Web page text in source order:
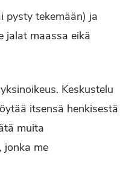
pysty tekemään) ja
jalat maassa eikä
Keskustelu
itsensä henkisestä
muita
jonka me